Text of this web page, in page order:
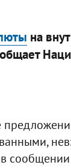
на
сообщении